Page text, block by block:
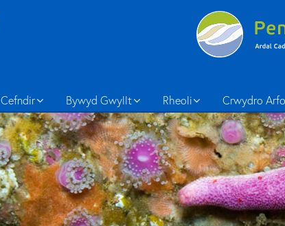
Cefndir Bywyd Gwyllt Rheoli Crwydro